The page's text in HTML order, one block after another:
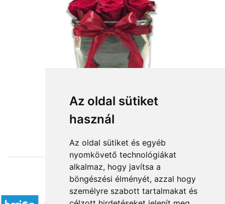
Az oldal sütiket
használ
Az oldal sütiket és egyéb
nyomkövető technológiákat
alkalmaz, hogy javítsa a
böngészési élményét, azzal hogy
személyre szabott tartalmakat és
from HUF35,296
Accepted payment methods